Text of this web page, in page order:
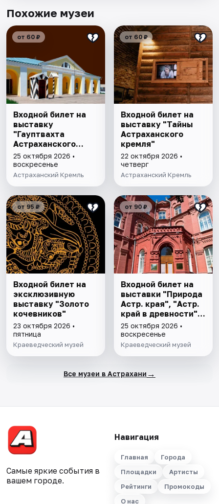
Похожие музеи
от 60 ₽
Входной билет на
выставку
"Гауптвахта
Астраханского
гарнизона. XIX в."
25 октября 2026 •
воскресенье
Астраханский Кремль
от 60 ₽
Входной билет на
выставку "Тайны
Астраханского
кремля"
22 октября 2026 •
четверг
Астраханский Кремль
от 95 ₽
Входной билет на
эксклюзивную
выставку "Золото
кочевников"
23 октября 2026 •
пятница
Краеведческий музей
от 90 ₽
Входной билет на
выставки "Природа
Астр. края", "Астр.
край в древности",
"Заселение Астр.
края"
25 октября 2026 •
воскресенье
Краеведческий музей
Все музеи в Астрахани →
Самые яркие события в
вашем городе.
Навигация
Главная
Города
Площадки
Артисты
Рейтинги
Промокоды
О нас